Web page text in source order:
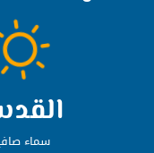
سماء